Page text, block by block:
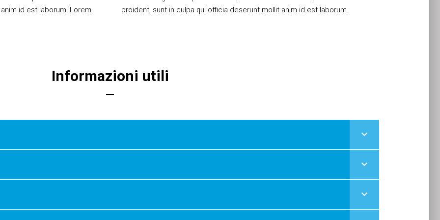
id est laborum."Lorem
proident, sunt in culpa qui officia deserunt mollit anim id est laborum.
Informazioni utili
keyboard_arrow_down
keyboard_arrow_down
della scuola Azzurra:downloaden.
keyboard_arrow_down